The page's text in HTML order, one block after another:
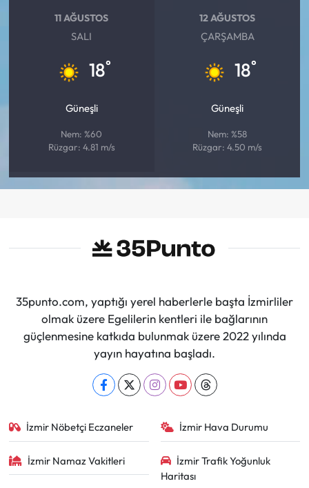
11 AĞUSTOS
SALI
18°
Güneşli
Nem: %60
Rüzgar: 4.81 m/s
12 AĞUSTOS
ÇARŞAMBA
18°
Güneşli
Nem: %58
Rüzgar: 4.50 m/s
35punto.com, yaptığı yerel haberlerle başta İzmirliler
olmak üzere Egelilerin kentleri ile bağlarının
güçlenmesine katkıda bulunmak üzere 2022 yılında
yayın hayatına başladı.
İzmir Nöbetçi Eczaneler İzmir Hava Durumu
İzmir Namaz Vakitleri
İzmir Trafik Yoğunluk
Haritası